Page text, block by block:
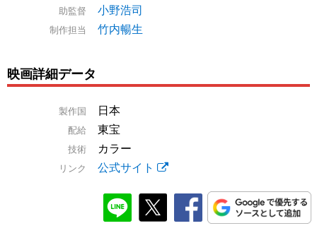
助監督 小野浩司
制作担当 竹内暢生
映画詳細データ
製作国 日本
配給 東宝
技術 カラー
リンク 公式サイト